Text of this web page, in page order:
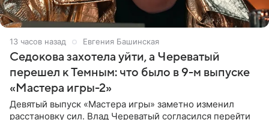
13 часов назад Евгения Башинская
Седокова захотела уйти, а Череватый
перешел к Темным: что было в 9-м выпуске
«Мастера игры-2»
Девятый выпуск «Мастера игры» заметно изменил
расстановку сил. Влад Череватый согласился перейти